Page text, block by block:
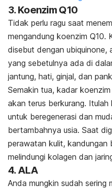
3. Koenzim Q10
Tidak perlu ragu saat
mengandung koenzim Q10.
disebut dengan ubiquinone,
yang sebetulnya ada di
jantung, hati, ginjal, dan
Semakin tua, kadar
akan terus berkurang.
untuk beregenerasi dan
bertambahnya usia. Saat
perawatan kulit, kandungan
melindungi kolagen dan
4. ALA
Anda mungkin sudah sering